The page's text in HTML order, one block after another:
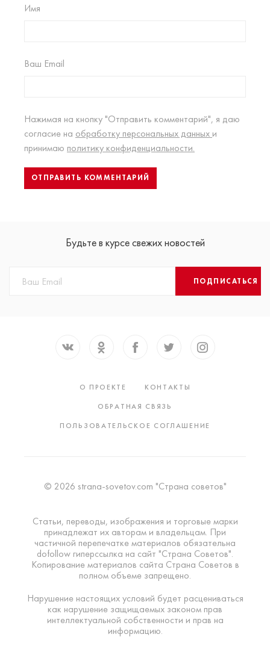
Имя
Ваш Email
Нажимая на кнопку "Отправить комментарий", я даю
согласие на обработку персональных данных и
принимаю политику конфиденциальности.
Будьте в курсе свежих новостей
ПОДПИСАТЬСЯ
О ПРОЕКТЕ
КОНТАКТЫ
ОБРАТНАЯ СВЯЗЬ
ПОЛЬЗОВАТЕЛЬСКОЕ СОГЛАШЕНИЕ
© 2026 strana-sovetov.com "Страна советов"
Статьи, переводы, изображения и торговые марки
принадлежат их авторам и владельцам. При
частичной перепечатке материалов обязательна
dofollow гиперссылка на сайт "Страна Советов".
Копирование материалов сайта Страна Советов в
полном объеме запрещено.
Нарушение настоящих условий будет расцениваться
как нарушение защищаемых законом прав
интеллектуальной собственности и прав на
информацию.